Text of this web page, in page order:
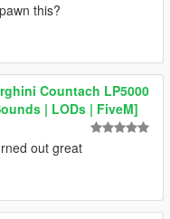
this?
Countach LP5000
| LODs | FiveM]
out great